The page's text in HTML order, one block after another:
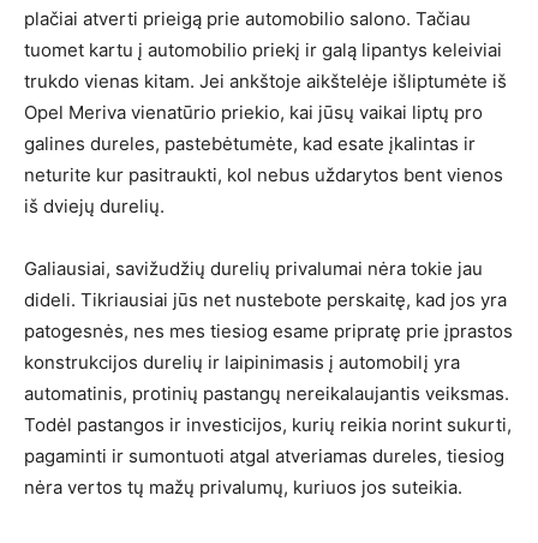
plačiai atverti prieigą prie automobilio salono. Tačiau
tuomet kartu į automobilio priekį ir galą lipantys keleiviai
trukdo vienas kitam. Jei ankštoje aikštelėje išliptumėte iš
Opel Meriva vienatūrio priekio, kai jūsų vaikai liptų pro
galines dureles, pastebėtumėte, kad esate įkalintas ir
neturite kur pasitraukti, kol nebus uždarytos bent vienos
iš dviejų durelių.
Galiausiai, savižudžių durelių privalumai nėra tokie jau
dideli. Tikriausiai jūs net nustebote perskaitę, kad jos yra
patogesnės, nes mes tiesiog esame pripratę prie įprastos
konstrukcijos durelių ir laipinimasis į automobilį yra
automatinis, protinių pastangų nereikalaujantis veiksmas.
Todėl pastangos ir investicijos, kurių reikia norint sukurti,
pagaminti ir sumontuoti atgal atveriamas dureles, tiesiog
nėra vertos tų mažų privalumų, kuriuos jos suteikia.